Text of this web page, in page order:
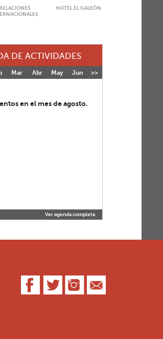
RELACIONES
HOTEL EL GALEÓN
DE ACTIVIDADES
Mar Abr May Jun Jul
>>
en el mes de agosto.
Ver agenda completa